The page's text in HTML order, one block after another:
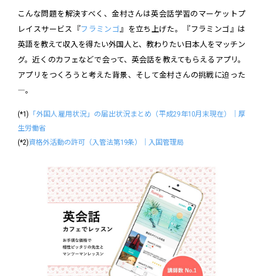
こんな問題を解決すべく、金村さんは英会話学習のマーケットプ
レイスサービス『フラミンゴ』を立ち上げた。『フラミンゴ』は
英語を教えて収入を得たい外国人と、教わりたい日本人をマッチン
グ。近くのカフェなどで会って、英会話を教えてもらえるアプリ。
アプリをつくろうと考えた背景、そして金村さんの挑戦に迫った
―。
(*1) 「外国人雇用状況」の届出状況まとめ（平成29年10月末現在）｜厚
生労働省
(*2)資格外活動の許可（入管法第19条）｜入国管理局